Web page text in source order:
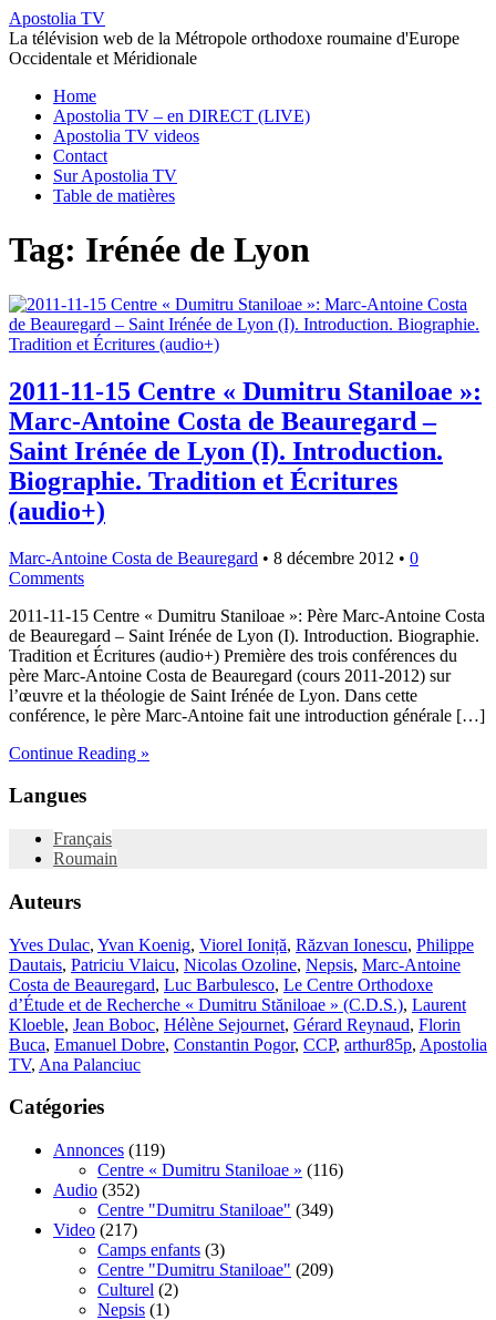
Apostolia TV
La télévision web de la Métropole orthodoxe roumaine d'Europe
Occidentale et Méridionale
Home
Apostolia TV – en DIRECT (LIVE)
Apostolia TV videos
Contact
Sur Apostolia TV
Table de matières
Tag: Irénée de Lyon
2011-11-15 Centre « Dumitru Staniloae »:
Marc-Antoine Costa de Beauregard –
Saint Irénée de Lyon (I). Introduction.
Biographie. Tradition et Écritures
(audio+)
Marc-Antoine Costa de Beauregard • 8 décembre 2012 • 0
Comments
2011-11-15 Centre « Dumitru Staniloae »: Père Marc-Antoine Costa
de Beauregard – Saint Irénée de Lyon (I). Introduction. Biographie.
Tradition et Écritures (audio+) Première des trois conférences du
père Marc-Antoine Costa de Beauregard (cours 2011-2012) sur
l’œuvre et la théologie de Saint Irénée de Lyon. Dans cette
conférence, le père Marc-Antoine fait une introduction générale […]
Continue Reading »
Langues
Français
Roumain
Auteurs
Yves Dulac, Yvan Koenig, Viorel Ioniță, Răzvan Ionescu, Philippe
Dautais, Patriciu Vlaicu, Nicolas Ozoline, Nepsis, Marc-Antoine
Costa de Beauregard, Luc Barbulesco, Le Centre Orthodoxe
d’Étude et de Recherche « Dumitru Stăniloae » (C.D.S.), Laurent
Kloeble, Jean Boboc, Hélène Sejournet, Gérard Reynaud, Florin
Buca, Emanuel Dobre, Constantin Pogor, CCP, arthur85p, Apostolia
TV, Ana Palanciuc
Catégories
Annonces (119)
Centre « Dumitru Staniloae » (116)
Audio (352)
Centre "Dumitru Staniloae" (349)
Video (217)
Camps enfants (3)
Centre "Dumitru Staniloae" (209)
Culturel (2)
Nepsis (1)